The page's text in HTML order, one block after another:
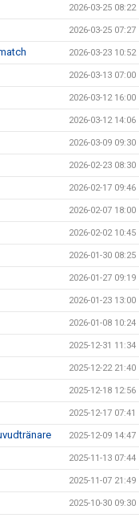
2026-03-25 08:22
2026-03-25 07:27
2026-03-23 10:52
2026-03-13 07:00
2026-03-12 16:00
2026-03-12 14:06
2026-03-09 09:30
2026-02-23 08:30
2026-02-17 09:46
2026-02-07 18:00
2026-02-02 10:45
2026-01-30 08:25
2026-01-27 09:19
2026-01-23 13:00
2026-01-08 10:24
2025-12-31 11:34
2025-12-22 21:40
2025-12-18 12:56
2025-12-17 07:41
2025-12-09 14:47
2025-11-13 07:44
2025-11-07 21:49
2025-10-30 09:30